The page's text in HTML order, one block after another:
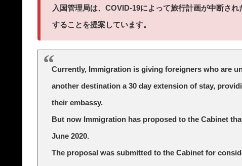
入国管理局は、COVID-19によって旅行計画が中断さ
することを提案しています。
Currently, Immigration is giving foreigners who are
another destination a 30 day extension of stay,
their embassy.
But now Immigration has proposed to the Cabinet
June 2020.
The proposal was submitted to the Cabinet for